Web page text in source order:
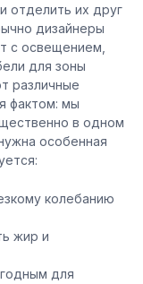
отделить их друг
дизайнеры
с освещением,
для зоны
различные
фактом: мы
в одном
особенная
колебанию
жир и
для